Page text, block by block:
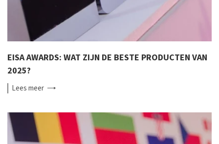
EISA AWARDS: WAT ZIJN DE BESTE PRODUCTEN VAN
2025?
Leesmeer